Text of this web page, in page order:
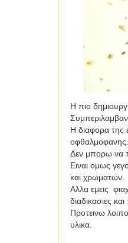
Η πιο
Η διαφορα της
οφθαλμοφανης.
Δεν μπορω να
Ειναι ομως
και χρωματων.
Αλλα εμεις
διαδικασιες
Προτεινω
υλικα.